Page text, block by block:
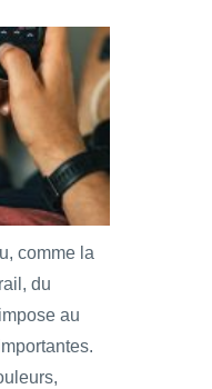
comme la
du
au